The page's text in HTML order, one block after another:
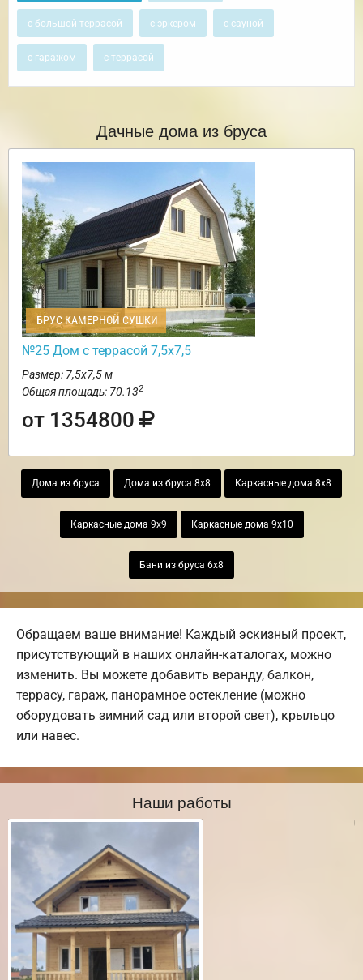
с большой террасой с эркером с сауной
с гаражом с террасой
Дачные дома из бруса
БРУС КАМЕРНОЙ СУШКИ
№25 Дом с террасой 7,5х7,5
Размер: 7,5х7,5 м
Общая площадь: 70.132
от 1354800
Дома из бруса Дома из бруса 8х8 Каркасные дома 8х8
Каркасные дома 9х9 Каркасные дома 9х10
Бани из бруса 6х8
Обращаем ваше внимание! Каждый эскизный проект,
присутствующий в наших онлайн-каталогах, можно
изменить. Вы можете добавить веранду, балкон,
террасу, гараж, панорамное остекление (можно
оборудовать зимний сад или второй свет), крыльцо
или навес.
Наши работы